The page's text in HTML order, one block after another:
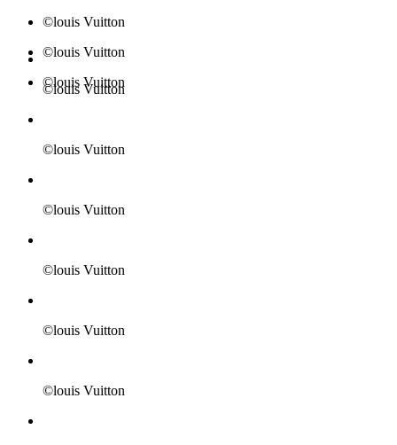
©louis Vuitton
©louis Vuitton
©louis Vuitton
©louis Vuitton
©louis Vuitton
©louis Vuitton
©louis Vuitton
©louis Vuitton
©louis Vuitton